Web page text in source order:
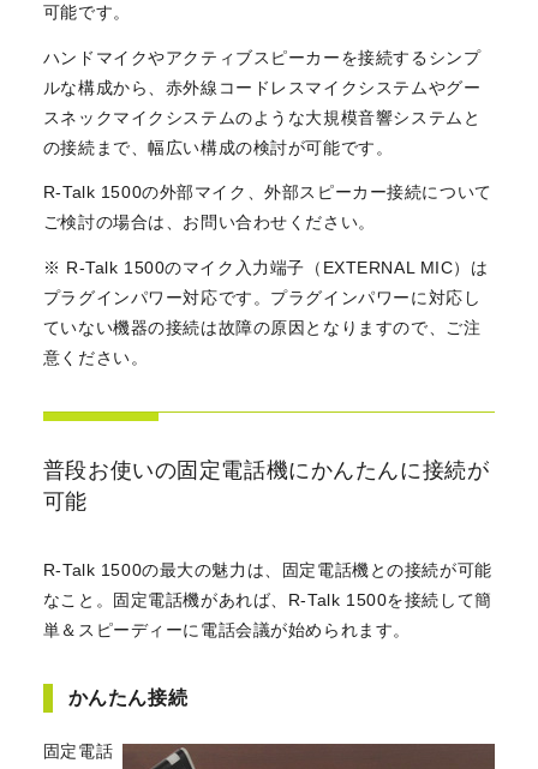
可能です。
ハンドマイクやアクティブスピーカーを接続するシンプ
ルな構成から、赤外線コードレスマイクシステムやグー
スネックマイクシステムのような大規模音響システムと
の接続まで、幅広い構成の検討が可能です。
R-Talk 1500の外部マイク、外部スピーカー接続について
ご検討の場合は、お問い合わせください。
※ R-Talk 1500のマイク入力端子（EXTERNAL MIC）は
プラグインパワー対応です。プラグインパワーに対応し
ていない機器の接続は故障の原因となりますので、ご注
意ください。
普段お使いの固定電話機にかんたんに接続が
可能
R-Talk 1500の最大の魅力は、固定電話機との接続が可能
なこと。固定電話機があれば、R-Talk 1500を接続して簡
単＆スピーディーに電話会議が始められます。
かんたん接続
固定電話